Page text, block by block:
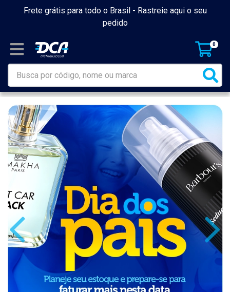
Frete grátis para todo o Brasil - Rastreie aqui o seu
pedido
0